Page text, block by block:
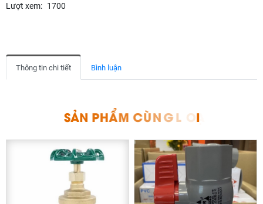
Lượt xem: 1700
Thông tin chi tiết Bình luận
SẢN PHẨM CÙNG LOẠI